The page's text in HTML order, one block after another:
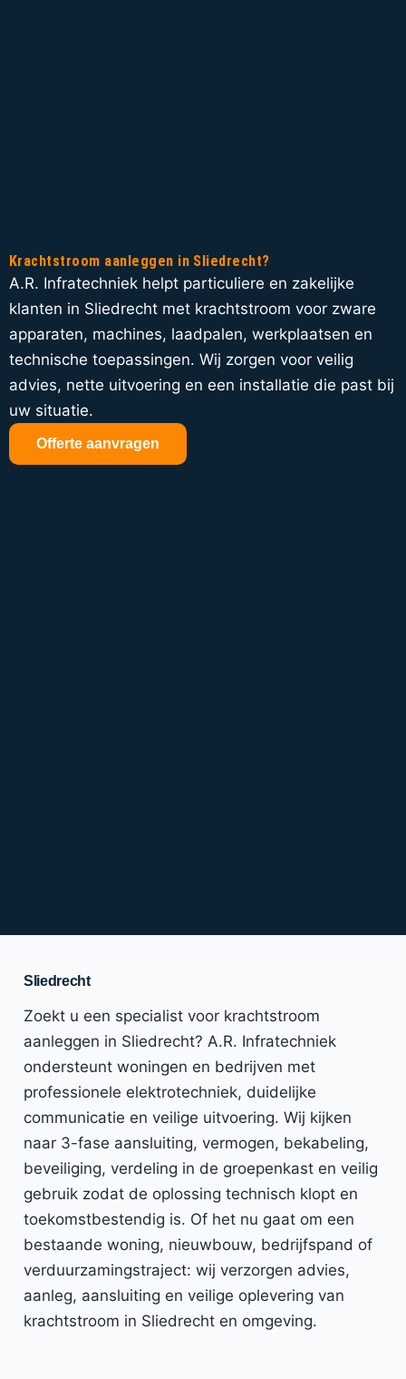
Krachtstroom aanleggen in Sliedrecht?
A.R. Infratechniek helpt particuliere en zakelijke
klanten in Sliedrecht met krachtstroom voor zware
apparaten, machines, laadpalen, werkplaatsen en
technische toepassingen. Wij zorgen voor veilig
advies, nette uitvoering en een installatie die past bij
uw situatie.
Offerte aanvragen
Sliedrecht
Zoekt u een specialist voor krachtstroom
aanleggen in Sliedrecht? A.R. Infratechniek
ondersteunt woningen en bedrijven met
professionele elektrotechniek, duidelijke
communicatie en veilige uitvoering. Wij kijken
naar 3-fase aansluiting, vermogen, bekabeling,
beveiliging, verdeling in de groepenkast en veilig
gebruik zodat de oplossing technisch klopt en
toekomstbestendig is. Of het nu gaat om een
bestaande woning, nieuwbouw, bedrijfspand of
verduurzamingstraject: wij verzorgen advies,
aanleg, aansluiting en veilige oplevering van
krachtstroom in Sliedrecht en omgeving.